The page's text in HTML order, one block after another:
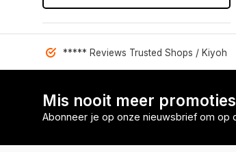
***** Reviews Trusted Shops / Kiyoh
Mis nooit meer
Abonneer je op onze nieuwsbrief om op